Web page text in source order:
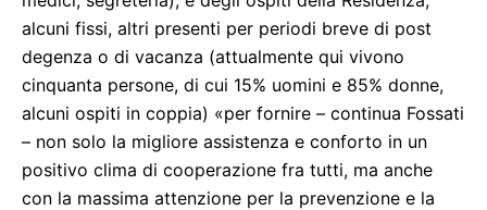
alcuni fissi, altri presenti per periodi breve di post
degenza o di vacanza (attualmente qui vivono
cinquanta persone, di cui 15% uomini e 85% donne,
alcuni ospiti in coppia) «per fornire – continua Fossati
– non solo la migliore assistenza e conforto in un
positivo clima di cooperazione fra tutti, ma anche
con la massima attenzione per la prevenzione e la